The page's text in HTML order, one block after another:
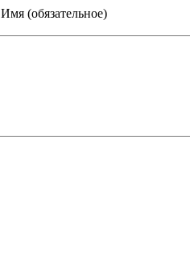
Имя (обязательное)